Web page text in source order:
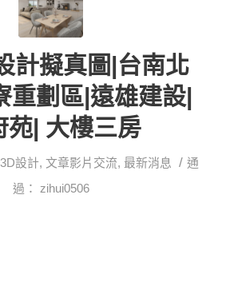
計擬真圖|台南北
重劃區|遠雄建設|
苑| 大樓三房
3D設計, 文章影片交流, 最新消息 / 通
過： zihui0506